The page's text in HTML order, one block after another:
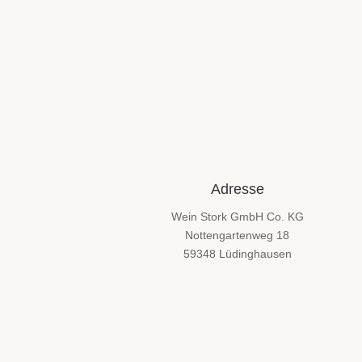
Adresse
Wein Stork GmbH Co. KG
Nottengartenweg 18
59348 Lüdinghausen